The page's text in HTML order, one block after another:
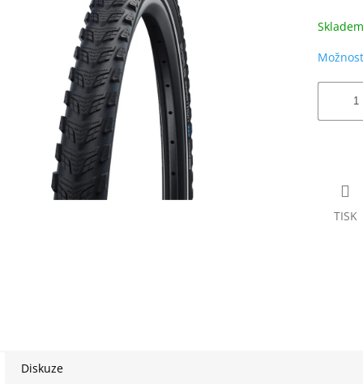
cena:
Skladem
TISK
Diskuze